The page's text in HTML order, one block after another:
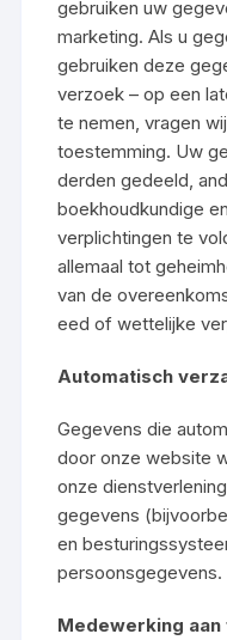
gebruiken uw
marketing. Als u
gebruiken deze
verzoek – op een
te nemen, vragen
toestemming. Uw
derden gedeeld,
boekhoudkundige
verplichtingen te
allemaal tot
van de
eed of wettelijke
Automatisch
Gegevens die
door onze website
onze
gegevens
en
persoonsgegevens.
Medewerking